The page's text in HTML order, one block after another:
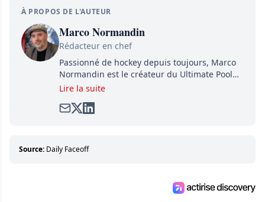
À PROPOS DE L'AUTEUR
Marco Normandin
Rédacteur en chef
Passionné de hockey depuis toujours, Marco
Normandin est le créateur du Ultimate Pool
Preview, une référence mondiale en guide de
satirique de hockey, Définitivement, Pierre.
entourant la LNH et en faire bénéficier les
lecteurs avant la compétition.
Lire la suite
Source: Daily Faceoff